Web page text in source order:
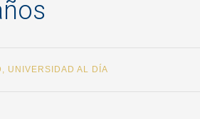
, UNIVERSIDAD AL DÍA